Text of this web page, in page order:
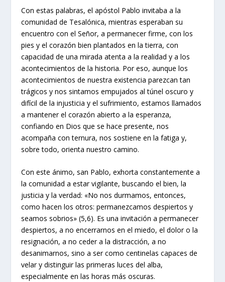
Con estas palabras, el apóstol Pablo invitaba a la
comunidad de Tesalónica, mientras esperaban su
encuentro con el Señor, a permanecer firme, con los
pies y el corazón bien plantados en la tierra, con
capacidad de una mirada atenta a la realidad y a los
acontecimientos de la historia. Por eso, aunque los
acontecimientos de nuestra existencia parezcan tan
trágicos y nos sintamos empujados al túnel oscuro y
difícil de la injusticia y el sufrimiento, estamos llamados
a mantener el corazón abierto a la esperanza,
confiando en Dios que se hace presente, nos
acompaña con ternura, nos sostiene en la fatiga y,
sobre todo, orienta nuestro camino.
Con este ánimo, san Pablo, exhorta constantemente a
la comunidad a estar vigilante, buscando el bien, la
justicia y la verdad: «No nos durmamos, entonces,
como hacen los otros: permanezcamos despiertos y
seamos sobrios» (5,6). Es una invitación a permanecer
despiertos, a no encerrarnos en el miedo, el dolor o la
resignación, a no ceder a la distracción, a no
desanimarnos, sino a ser como centinelas capaces de
velar y distinguir las primeras luces del alba,
especialmente en las horas más oscuras.